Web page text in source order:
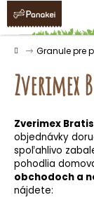
Prejsť
obsah
Domov
Granule pre
Zverimex
Zverimex
objednávky
spoľahlivo
pohodlia
obchodoch a
nájdete:
K
o Späť
Späť
Č
o
p
o